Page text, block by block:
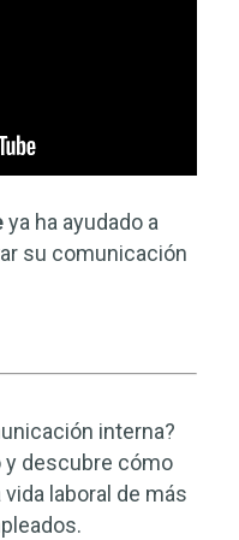
ya ha ayudado a
su comunicación
interna?
y descubre cómo
laboral de más